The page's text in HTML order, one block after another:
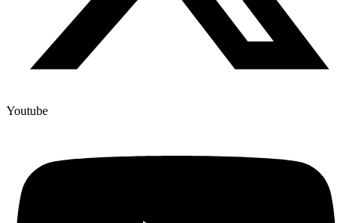
Youtube